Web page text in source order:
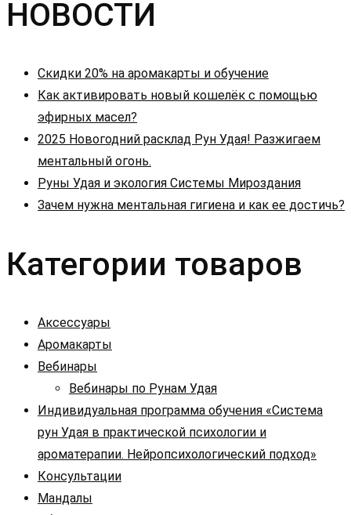
записям
НОВОСТИ
Скидки 20% на аромакарты и обучение
Как активировать новый кошелёк с помощью
эфирных масел?
2025 Новогодний расклад Рун Удая! Разжигаем
ментальный огонь.
Руны Удая и экология Системы Мироздания
Зачем нужна ментальная гигиена и как ее достичь?
Категории товаров
Аксессуары
Аромакарты
Вебинары
Вебинары по Рунам Удая
Индивидуальная программа обучения «Система
рун Удая в практической психологии и
ароматерапии. Нейропсихологический подход»
Консультации
Мандалы